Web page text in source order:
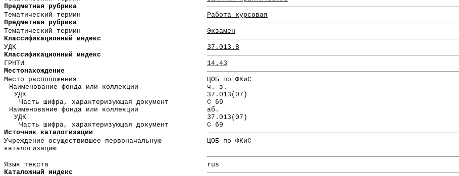
Предметная рубрика
Тематический термин
Работа курсовая
Предметная рубрика
Тематический термин
Экзамен
Классификационный индекс
УДК
37.013.8
Классификационный индекс
ГРНТИ
14.43
Местонахождение
Место расположения
ЦОБ по ФКиС
Наименование фонда или коллекции
ч. з.
УДК
37.013(07)
Часть шифра, характеризующая документ
С 69
Наименование фонда или коллекции
аб.
УДК
37.013(07)
Часть шифра, характеризующая документ
С 69
Источник каталогизации
Учреждение осуществившее первоначальную
каталогизацию
ЦОБ по ФКиС
Язык текста
rus
Каталожный индекс